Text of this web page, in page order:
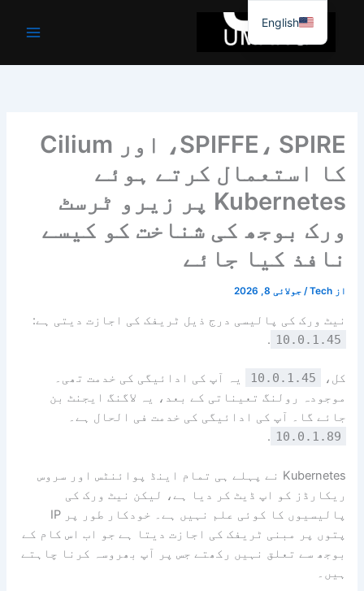
جائیں۔
SPIFFE، SPIRE، اور Cilium
کا استعمال کرتے ہوئے
Kubernetes پر زیرو ٹرسٹ
ورک بوجھ کی شناخت کو کیسے
نافذ کیا جائے
از Tech
/جولائی 8, 2026
نیٹ ورک کی پالیسی درج ذیل ٹریفک کی اجازت دیتی ہے:
10.0.1.45
.
کل، 10.0.1.45
یہ آپ کی ادائیگی کی خدمت تھی۔
موجودہ رولنگ تعیناتی کے بعد، یہ لاگنگ ایجنٹ بن
جائے گا۔ آپ کی ادائیگی کی خدمت فی الحال ہے۔
10.0.1.89
.
Kubernetes نے پہلے ہی تمام اینڈ پوائنٹس اور سروس
ریکارڈز کو اپ ڈیٹ کر دیا ہے، لیکن نیٹ ورک کی
پالیسیوں کا کوئی علم نہیں ہے۔ خودکار طور پر IP
پتوں پر مبنی ٹریفک کی اجازت دیتا ہے جو اب اس کام کے
بوجھ سے تعلق نہیں رکھتے جس پر آپ بھروسہ کرنا چاہتے
ہیں۔
English